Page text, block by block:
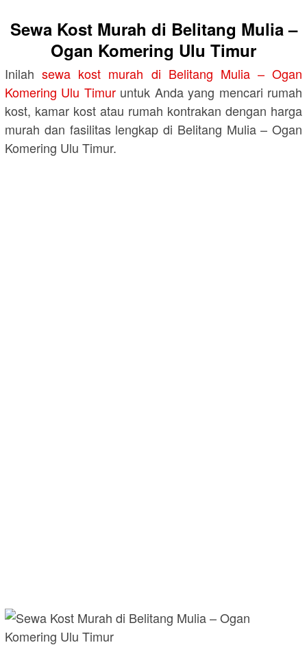
Sewa Kost Murah di Belitang Mulia –
Ogan Komering Ulu Timur
Inilahsewa kost murah di Belitang Mulia – Ogan
Komering Ulu Timuruntuk Anda yang mencari rumah
kost, kamar kost atau rumah kontrakan dengan harga
murah dan fasilitas lengkap di Belitang Mulia – Ogan
Komering Ulu Timur.